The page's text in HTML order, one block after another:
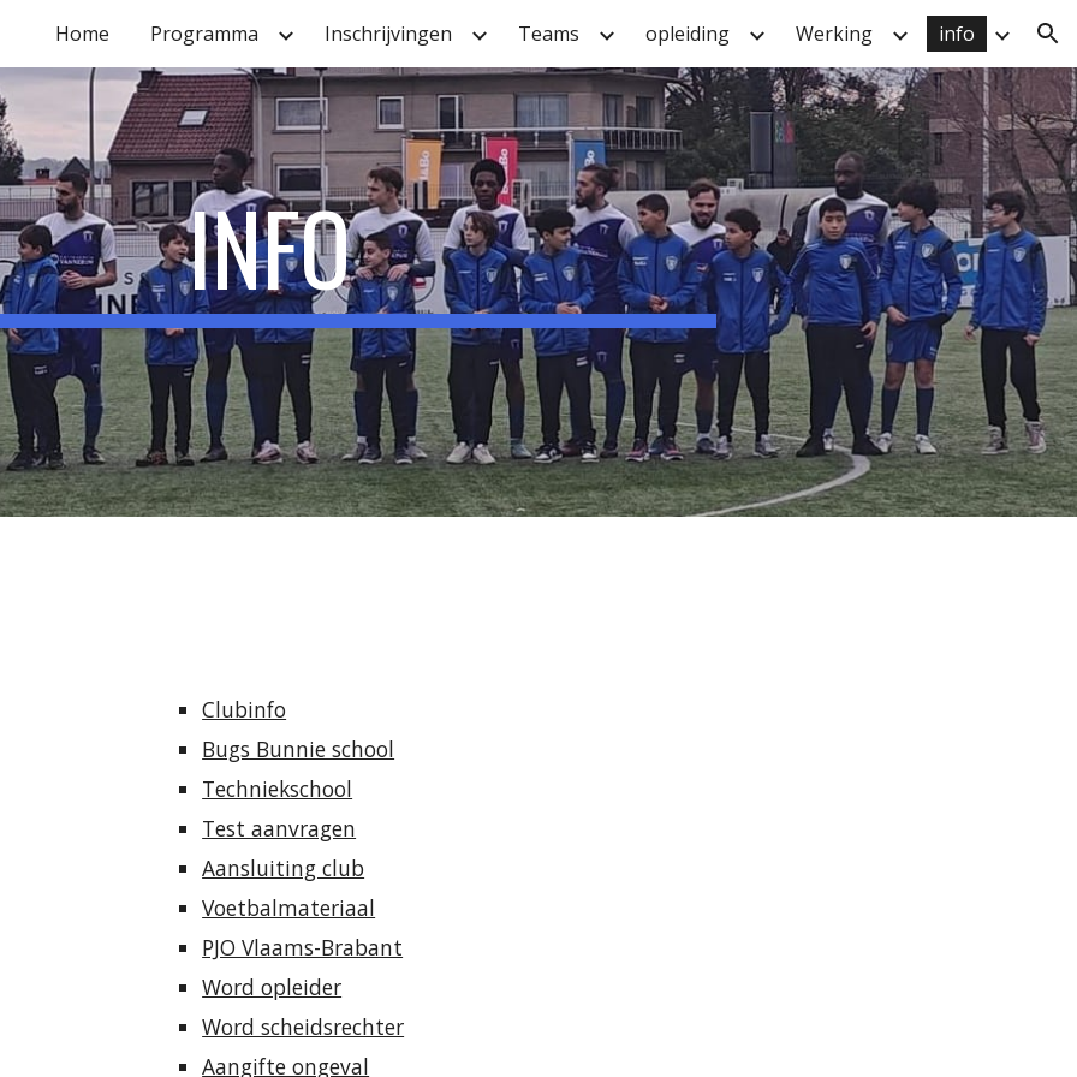
to main content Skip to navigation
Home Programma Inschrijvingen Teams opleiding Werking info
INFO
Clubinfo
Bugs Bunnie school
Techniekschool
Test aanvragen
Aansluiting club
Voetbalmateriaal
PJO Vlaams-Brabant
Word opleider
Word scheidsrechter
Aangifte ongeval